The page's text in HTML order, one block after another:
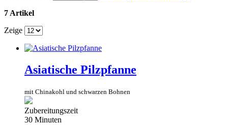
7 Artikel
Zeige
Asiatische Pilzpfanne
mit Chinakohl und schwarzen Bohnen
Zubereitungszeit
30 Minuten